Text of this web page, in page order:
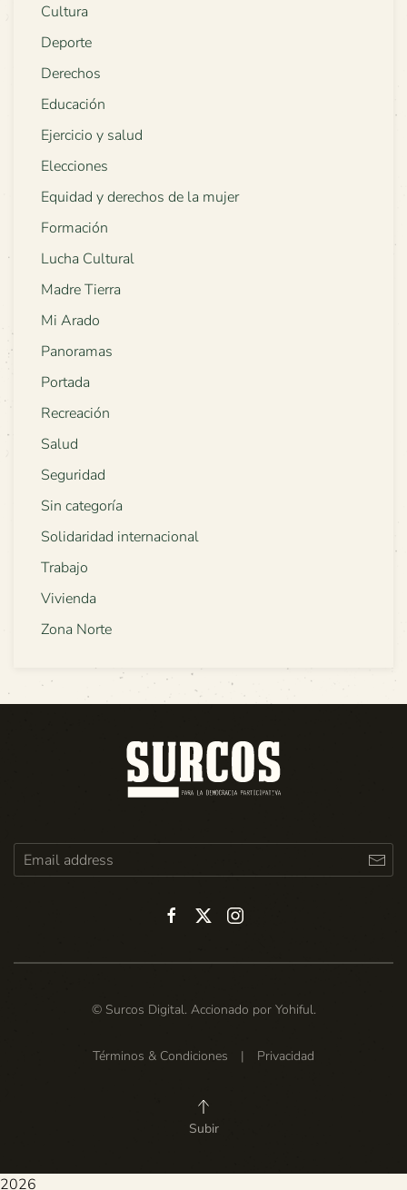
Cultura
Deporte
Derechos
Educación
Ejercicio y salud
Elecciones
Equidad y derechos de la mujer
Formación
Lucha Cultural
Madre Tierra
Mi Arado
Panoramas
Portada
Recreación
Salud
Seguridad
Sin categoría
Solidaridad internacional
Trabajo
Vivienda
Zona Norte
© Surcos Digital. Accionado por Yohiful.
Términos & Condiciones | Privacidad
Subir
2026